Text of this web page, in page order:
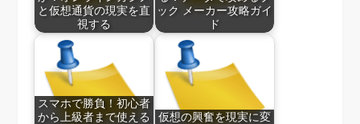
と仮想通貨の現実を直
視する
ック メーカー攻略ガイ
ド
スマホで勝負！初心者
から上級者まで使える
仮想の興奮を現実に変